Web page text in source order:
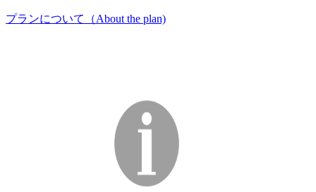
プランについて（About the plan)